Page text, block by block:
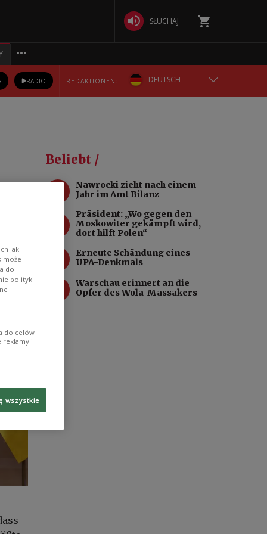
SŁUCHAJ
RADIO REDAKTIONEN: DEUTSCH
БЕЛАРУСКАЯ
УКРАЇНСЬКА
Beliebt /
1
Nawrocki zieht nach einem
Jahr im Amt Bilanz
Präsident: „Wo gegen den
Moskowiter gekämpft wird,
dort hilft Polen“
Erneute Schändung eines
UPA-Denkmals
Warschau erinnert an die
Opfer des Wola-Massakers
jak
może
do
polityki
do celów
reklamy i
wszystkie